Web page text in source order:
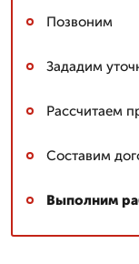
Позвоним
Зададим
Рассчитаем
Составим
Выполним